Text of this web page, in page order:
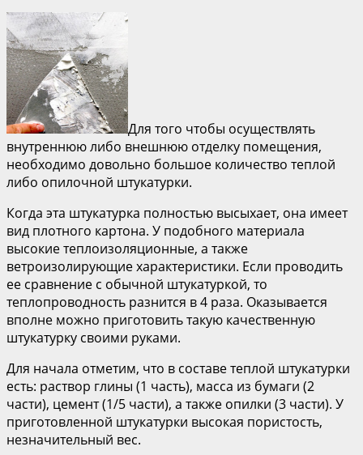
Для того чтобы осуществлять
внутреннюю либо внешнюю отделку помещения,
необходимо довольно большое количество теплой
либо опилочной штукатурки.
Когда эта штукатурка полностью высыхает, она имеет
вид плотного картона. У подобного материала
высокие теплоизоляционные, а также
ветроизолирующие характеристики. Если проводить
ее сравнение с обычной штукатуркой, то
теплопроводность разнится в 4 раза. Оказывается
вполне можно приготовить такую качественную
штукатурку своими руками.
Для начала отметим, что в составе теплой штукатурки
есть: раствор глины (1 часть), масса из бумаги (2
части), цемент (1/5 части), а также опилки (3 части). У
приготовленной штукатурки высокая пористость,
незначительный вес.